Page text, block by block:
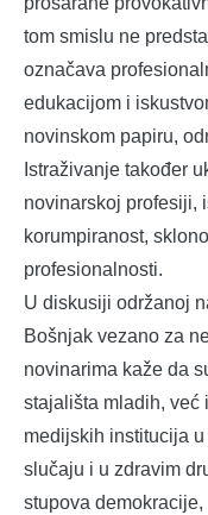
tom smislu ne
označava
edukacijom i
novinskom papiru,
Istraživanje također
novinarskoj profesiji,
korumpiranost,
profesionalnosti.
U diskusiji održanoj
Bošnjak vezano za
novinarima kaže da
stajališta mladih,
medijskih institucija
slučaju i u zdravim
stupova